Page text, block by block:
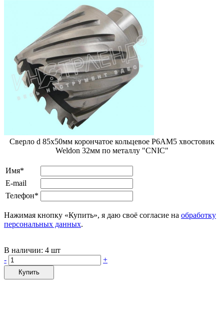
Сверло d 85х50мм корончатое кольцевое Р6АМ5 хвостовик
Weldon 32мм по металлу "CNIC"
Имя*
E-mail
Телефон*
Нажимая кнопку «Купить», я даю своё согласие на обработку
персональных данных.
В наличии: 4 шт
-
+
Купить